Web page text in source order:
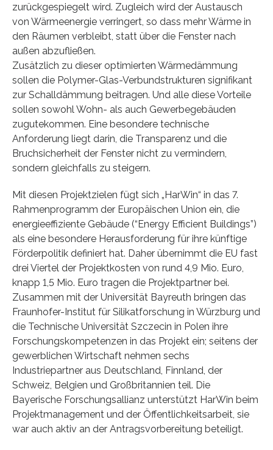
zurückgespiegelt wird. Zugleich wird der Austausch
von Wärmeenergie verringert, so dass mehr Wärme in
den Räumen verbleibt, statt über die Fenster nach
außen abzufließen.
Zusätzlich zu dieser optimierten Wärmedämmung
sollen die Polymer-Glas-Verbundstrukturen signifikant
zur Schalldämmung beitragen. Und alle diese Vorteile
sollen sowohl Wohn- als auch Gewerbegebäuden
zugutekommen. Eine besondere technische
Anforderung liegt darin, die Transparenz und die
Bruchsicherheit der Fenster nicht zu vermindern,
sondern gleichfalls zu steigern.
Mit diesen Projektzielen fügt sich „HarWin“ in das 7.
Rahmenprogramm der Europäischen Union ein, die
energieeffiziente Gebäude (“Energy Efficient Buildings”)
als eine besondere Herausforderung für ihre künftige
Förderpolitik definiert hat. Daher übernimmt die EU fast
drei Viertel der Projektkosten von rund 4,9 Mio. Euro,
knapp 1,5 Mio. Euro tragen die Projektpartner bei.
Zusammen mit der Universität Bayreuth bringen das
Fraunhofer-Institut für Silikatforschung in Würzburg und
die Technische Universität Szczecin in Polen ihre
Forschungskompetenzen in das Projekt ein; seitens der
gewerblichen Wirtschaft nehmen sechs
Industriepartner aus Deutschland, Finnland, der
Schweiz, Belgien und Großbritannien teil. Die
Bayerische Forschungsallianz unterstützt HarWin beim
Projektmanagement und der Öffentlichkeitsarbeit, sie
war auch aktiv an der Antragsvorbereitung beteiligt.